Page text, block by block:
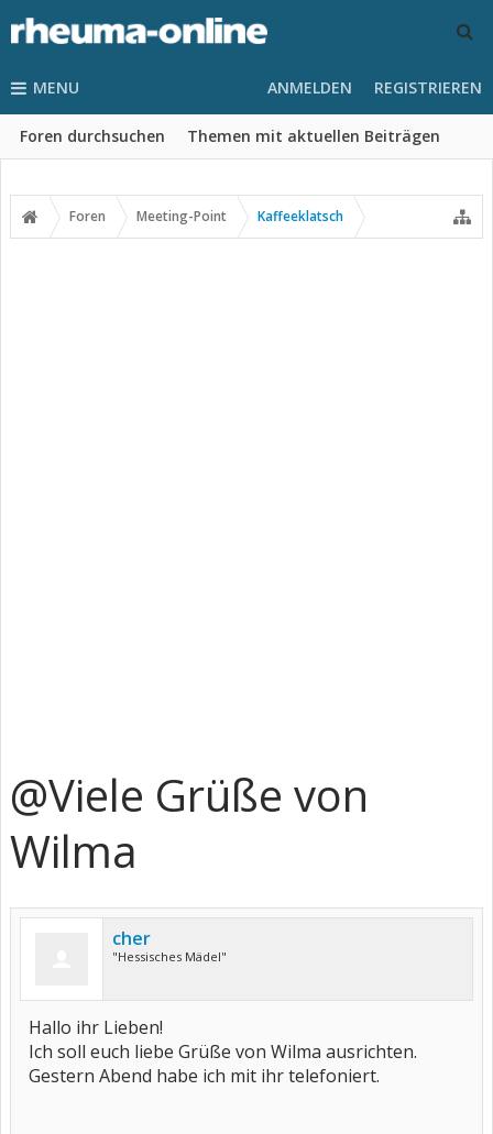
MENU
Foren durchsuchen Themen mit aktuellen Beiträgen
ANMELDEN REGISTRIEREN
Foren Meeting-Point Kaffeeklatsch
@Viele Grüße von
Wilma
cher
"Hessisches Mädel"
Hallo ihr Lieben!
Ich soll euch liebe Grüße von Wilma ausrichten.
Gestern Abend habe ich mit ihr telefoniert.